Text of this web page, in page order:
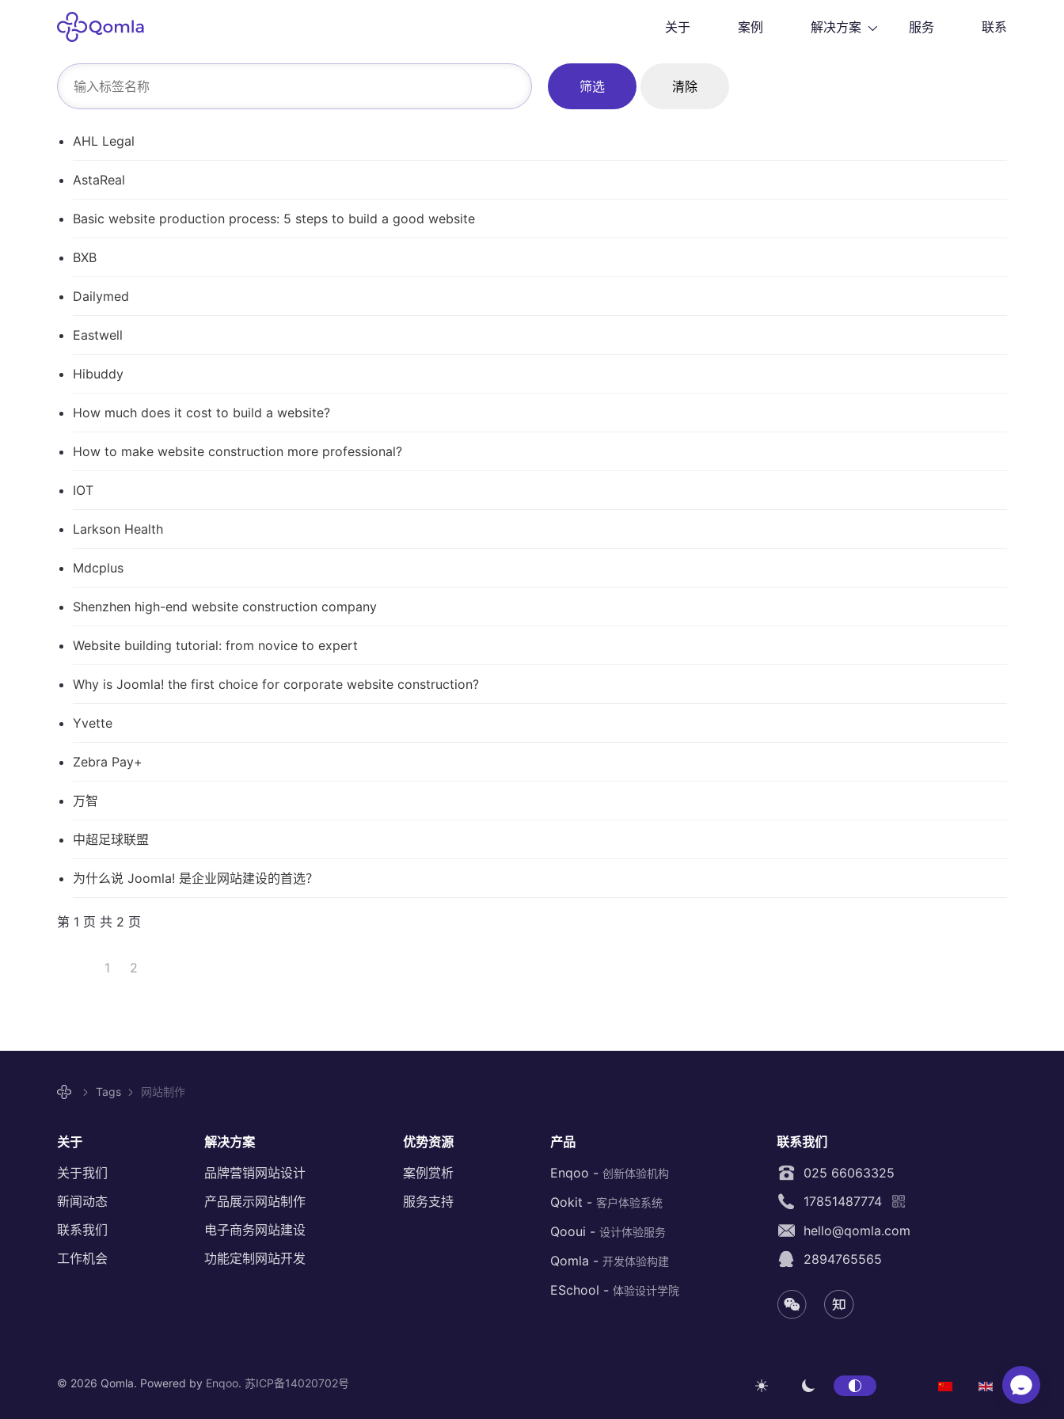
关于 案例 解决方案 服务 联系
筛选 清除
AHL Legal
AstaReal
Basic website production process: 5 steps to build a good website
BXB
Dailymed
Eastwell
Hibuddy
How much does it cost to build a website?
How to make website construction more professional?
IOT
Larkson Health
Mdcplus
Shenzhen high-end website construction company
Website building tutorial: from novice to expert
Why is Joomla! the first choice for corporate website construction?
Yvette
Zebra Pay+
万智
中超足球联盟
为什么说 Joomla! 是企业网站建设的首选？
第 1 页 共 2 页
1 2
Tags 网站制作
关于
关于我们
新闻动态
联系我们
工作机会
解决方案
品牌营销网站设计
产品展示网站制作
电子商务网站建设
功能定制网站开发
优势资源
案例赏析
服务支持
产品
Enqoo -创新体验机构
Qokit -客户体验系统
Qooui -设计体验服务
Qomla -开发体验构建
ESchool -体验设计学院
联系我们
025 66063325
17851487774
hello@qomla.com
2894765565
© 2026 Qomla. Powered by Enqoo. 苏ICP备14020702号